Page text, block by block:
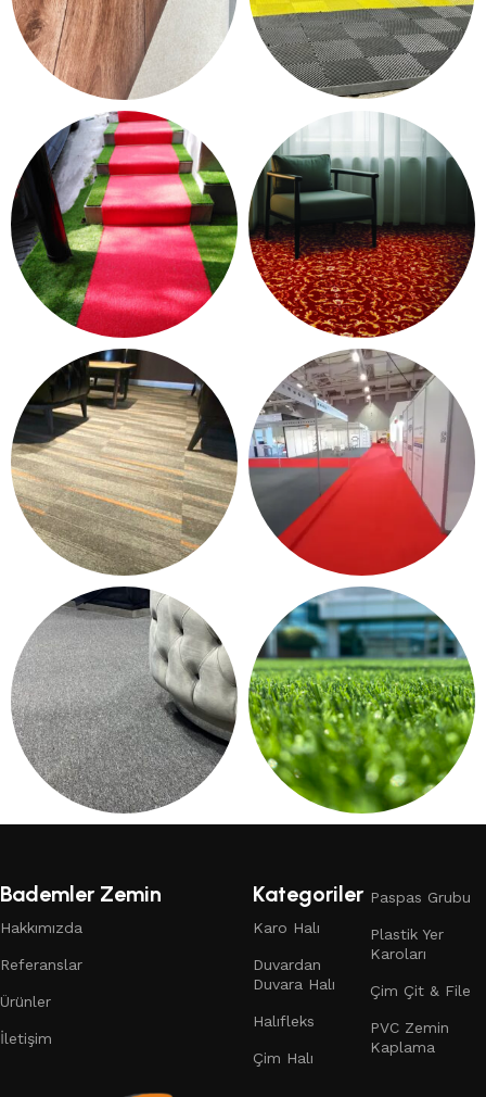
PVC YER DÖŞEME
13 products
PLASTIK YER KARO
15 products
PASPAS - YOLLUK
12 products
KONTRAT HALI - OTEL
HALISI
37 products
KARO HALI
249 products
HALIFLEKS & FUAR HALISI
13 products
Bademler Zemin
Hakkımızda
Referanslar
Ürünler
İletişim
Kategoriler
Karo Halı
Duvardan
Duvara Halı
Halıfleks
Çim Halı
Paspas Grubu
Plastik Yer
Karoları
Çim Çit & File
PVC Zemin
Kaplama